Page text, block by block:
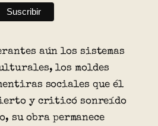
aún los sistemas
los moldes
sociales que él
y criticó sonreído
obra permanece